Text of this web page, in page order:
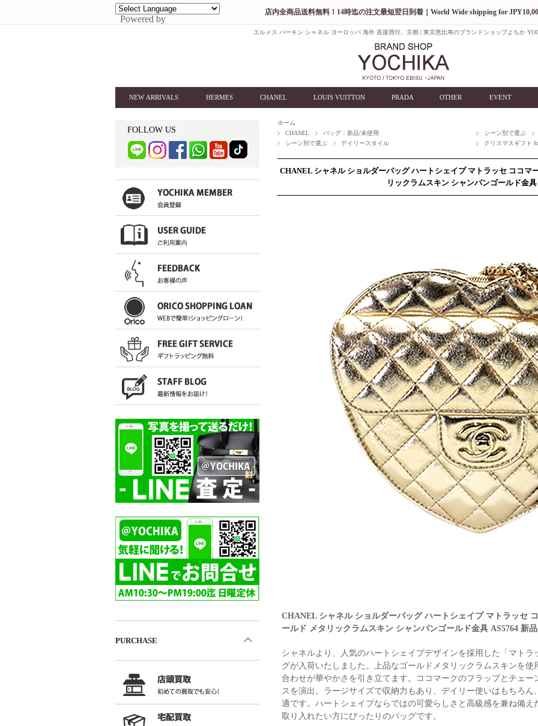
Powered by
店内全商品送料無料！14時迄の注文最短翌日到着｜World Wide shipping for
エルメス バーキン シャネル ヨーロッパ 海外 直接買付。京都 | 東京恵比寿のブランドショップよちか
NEW ARRIVALS HERMES CHANEL LOUIS VUITTON PRADA OTHER EVENT
ホーム
CHANEL
バッグ：新品/未使用 シーン別で選ぶ
シーン別で選ぶ
デイリースタイル クリスマスギフト
CHANEL シャネル ショルダーバッグ ハートシェイプ マトラッセ ココマ
リックラムスキン シャンパンゴールド金
CHANEL シャネル ショルダーバッグ ハートシェイプ マトラッセ
ールド メタリックラムスキン シャンパンゴールド金具 AS5764 新品
シャネルより、人気のハートシェイプデザインを採用した「マト
グが入荷いたしました。上品なゴールドメタリックラムスキンを
合わせが華やかさを引き立てます。ココマークのフラップとチェ
スを演出。ラージサイズで収納力もあり、デイリー使いはもちろ
適です。ハートシェイプならではの可愛らしさと高級感を兼ね備
取り入れたい方にぴったりのバッグです。
FOLLOW US
PURCHASE